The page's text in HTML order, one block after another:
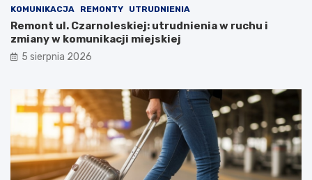
c
e
m
u
s
n
t
e
h
i
t
e
k
y
e
w
s
KOMUNIKACJA REMONTY UTRUDNIENIA
Remont ul. Czarnoleskiej: utrudnienia w ruchu i
zmiany w komunikacji miejskiej
5 sierpnia 2026